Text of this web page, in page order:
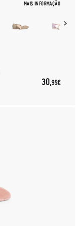
MAIS INFORMAÇÃO
30,95€